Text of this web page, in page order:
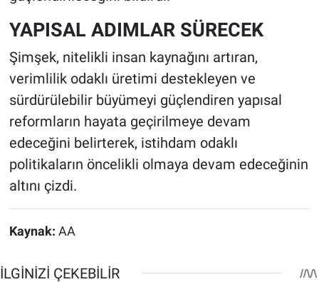
YAPISAL ADIMLAR SÜRECEK
Şimşek, nitelikli insan kaynağını artıran,
verimlilik odaklı üretimi destekleyen ve
sürdürülebilir büyümeyi güçlendiren yapısal
reformların hayata geçirilmeye devam
edeceğini belirterek, istihdam odaklı
politikaların öncelikli olmaya devam edeceğinin
altını çizdi.
Kaynak: AA